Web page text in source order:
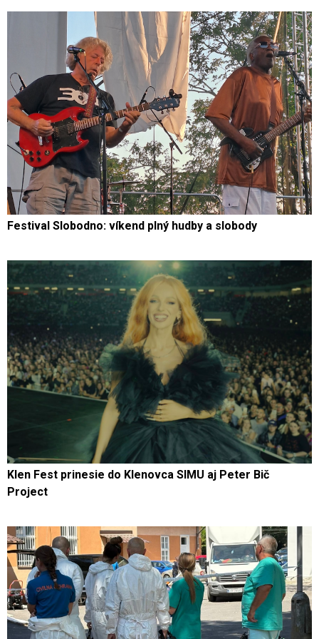
Festival Slobodno: víkend plný hudby a slobody
Klen Fest prinesie do Klenovca SIMU aj Peter Bič
Project